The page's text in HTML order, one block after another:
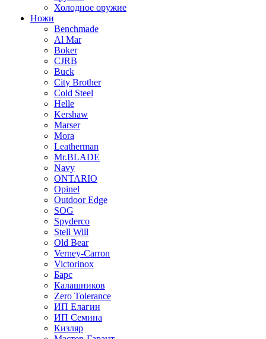
Холодное оружие
Ножи
Benchmade
Al Mar
Boker
CJRB
Buck
City Brother
Cold Steel
Helle
Kershaw
Marser
Mora
Leatherman
Mr.BLADE
Navy
ONTARIO
Opinel
Outdoor Edge
SOG
Spyderco
Stell Will
Old Bear
Verney-Carron
Victorinox
Барс
Калашников
Zero Tolerance
ИП Елагин
ИП Семина
Кизляр